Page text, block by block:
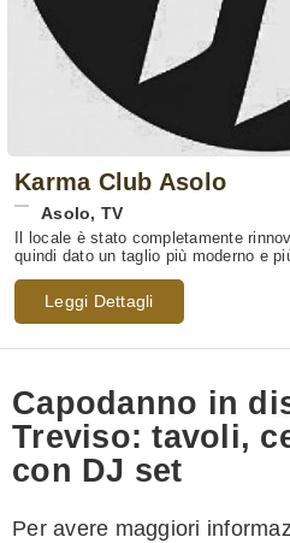
Karma Club Asolo
Asolo, TV
Il locale è stato completamente
quindi dato un taglio più moderno e
Leggi Dettagli
Capodanno in
Treviso: tavoli,
con DJ set
Per avere maggiori